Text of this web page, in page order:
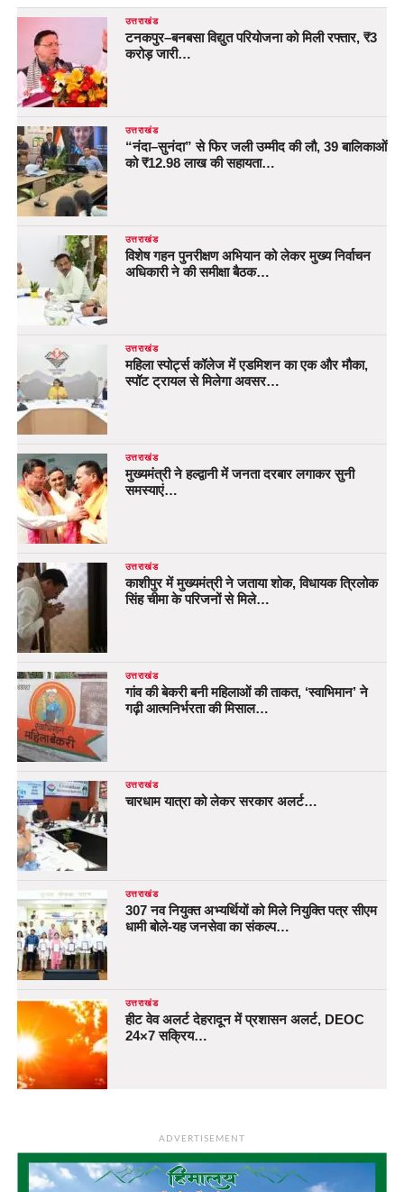
उत्तराखंड
टनकपुर–बनबसा विद्युत परियोजना को मिली रफ्तार, ₹3
करोड़ जारी…
उत्तराखंड
“नंदा–सुनंदा” से फिर जली उम्मीद की लौ, 39 बालिकाओं
को ₹12.98 लाख की सहायता…
उत्तराखंड
विशेष गहन पुनरीक्षण अभियान को लेकर मुख्य निर्वाचन
अधिकारी ने की समीक्षा बैठक…
उत्तराखंड
महिला स्पोर्ट्स कॉलेज में एडमिशन का एक और मौका,
स्पॉट ट्रायल से मिलेगा अवसर…
उत्तराखंड
मुख्यमंत्री ने हल्द्वानी में जनता दरबार लगाकर सुनी
समस्याएं…
उत्तराखंड
काशीपुर में मुख्यमंत्री ने जताया शोक, विधायक त्रिलोक
सिंह चीमा के परिजनों से मिले…
उत्तराखंड
गांव की बेकरी बनी महिलाओं की ताकत, ‘स्वाभिमान’ ने
गढ़ी आत्मनिर्भरता की मिसाल…
उत्तराखंड
चारधाम यात्रा को लेकर सरकार अलर्ट…
उत्तराखंड
307 नव नियुक्त अभ्यर्थियों को मिले नियुक्ति पत्र सीएम
धामी बोले-यह जनसेवा का संकल्प…
उत्तराखंड
हीट वेव अलर्ट देहरादून में प्रशासन अलर्ट, DEOC
24×7 सक्रिय…
ADVERTISEMENT